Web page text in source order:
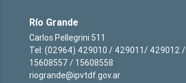
Río Grande
Carlos Pellegrini 511
Tel: (02964) 429010 / 429011/ 429012 /
15608557 / 15608558
riogrande@ipvtdf.gov.ar